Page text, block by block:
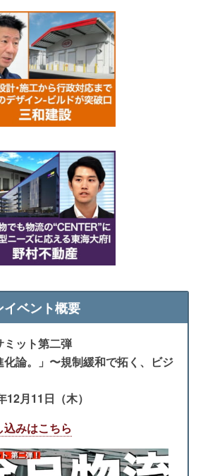
ベント概要
ミット第二弾
化論。」〜規制緩和で拓く、ビジ
月11日（木）
込みはこちら